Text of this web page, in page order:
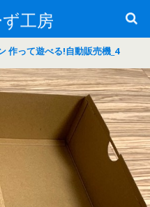
工房
作って遊べる!自動販売機_4